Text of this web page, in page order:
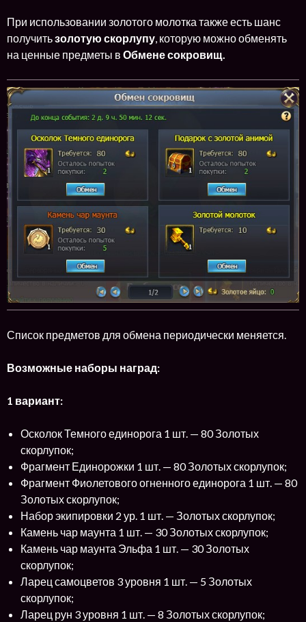
При использовании золотого молотка также есть шанс
получитьзолотую скорлупу, которую можно обменять
на ценные предметы в Обмене сокровищ.
Список предметов для обмена периодически меняется.
Возможные наборы наград:
1 вариант:
Осколок Темного единорога 1 шт. — 80 Золотых
скорлупок;
Фрагмент Единорожки 1 шт. — 80 Золотых скорлупок;
Фрагмент Фиолетового огненного единорога 1 шт. — 80
Золотых скорлупок;
Набор экипировки 2 ур. 1 шт. — Золотых скорлупок;
Камень чар маунта 1 шт. — 30 Золотых скорлупок;
Камень чар маунта Эльфа 1 шт. — 30 Золотых
скорлупок;
Ларец самоцветов 3 уровня 1 шт. — 5 Золотых
скорлупок;
Ларец рун 3 уровня 1 шт. — 8 Золотых скорлупок;